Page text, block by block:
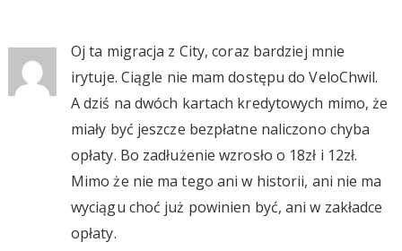
Oj ta migracja z City, coraz bardziej mnie
irytuje. Ciągle nie mam dostępu do VeloChwil.
A dziś na dwóch kartach kredytowych mimo, że
miały być jeszcze bezpłatne naliczono chyba
opłaty. Bo zadłużenie wzrosło o 18zł i 12zł.
Mimo że nie ma tego ani w historii, ani nie ma
wyciągu choć już powinien być, ani w zakładce
opłaty.